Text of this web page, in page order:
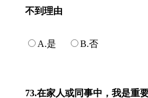
不到理由
A.是 B.否
73.在家人或同事中，我是重